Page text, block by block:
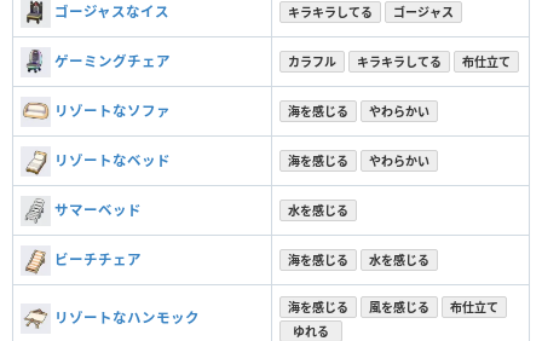
ゴージャスなイス キラキラしてる ゴージャス
ゲーミングチェア カラフル キラキラしてる 布仕立て
リゾートなソファ 海を感じる やわらかい
リゾートなベッド 海を感じる やわらかい
サマーベッド 水を感じる
ビーチチェア 海を感じる 水を感じる
リゾートなハンモック
海を感じる 風を感じる
布仕立て
ゆれる